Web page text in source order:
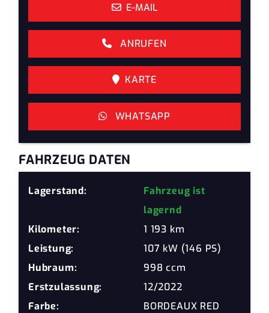
E-MAIL
ANRUFEN
KARTE
WHATSAPP
FAHRZEUG DATEN
Lagerstand:
Fahrzeug ist
lagernd
Kilometer:
1 193 km
Leistung:
107 kW (146 PS)
Hubraum:
998 ccm
Erstzulassung:
12/2022
Farbe:
BORDEAUX RED